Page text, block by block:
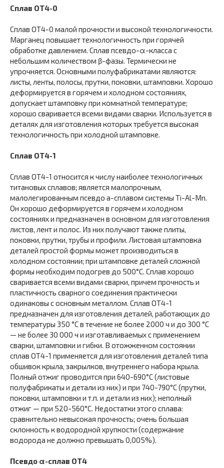
Сплав ОТ4-0
Сплав ОТ4-0 малой прочности и высокой технологичности.
Марганец повышает технологичность при горячей
обработке давлением. Сплав псевдо-α-класса с
небольшим количеством β-фазы. Термически не
упрочняется. Основными полуфабрикатами являются:
листы, ленты, полосы, прутки, поковки, штамповки. Хорошо
деформируется в горячем и холодном состояниях,
допускает штамповку при комнатной температуре;
хорошо сваривается всеми видами сварки. Используется в
деталях для изготовления которых требуется высокая
технологичность при холодной штамповке.
Сплав ОТ4-1
Сплав ОТ4-1 относится к числу наиболее технологичных
титановых сплавов; является малопрочным,
малолегированным псевдо а-сплавом системы Ti-Al-Mn.
Он хорошо деформируется в горячем и холодном
состояниях и предназначен в основном для изготовления
листов, лент и полос. Из них получают также плиты,
поковки, прутки, трубы и профили. Листовая штамповка
деталей простой формы может производиться в
холодном состоянии; при штамповке деталей сложной
формы необходим подогрев до 500°С. Сплав хорошо
сваривается всеми видами сварки, причем прочность и
пластичность сварного соединения практически
одинаковы с основным металлом. Сплав ОТ4-1
предназначен для изготовления деталей, работающих до
температуры 350 °С в течение не более 2000 ч и до 300 °С
— не более 30 000 ч и изготавливаемых с применением
сварки, штамповки и гибки. В отожженном состоянии
сплав ОТ4-1 применяется для изготовления деталей типа
обшивок крыла, закрылков, внутреннего набора крыла.
Полный отжиг проводится при 640-690°С (листовые
полуфабрикаты и детали из них) и при 740-790°С (прутки,
поковки, штамповки и т.п. и детали из них); неполный
отжиг — при 520-560°С. Недостатки этого сплава:
сравнительно невысокая прочность; очень большая
склонность к водородной хрупкости (содержание
водорода не должно превышать 0,005%).
Псевдо α-сплав ОТ4